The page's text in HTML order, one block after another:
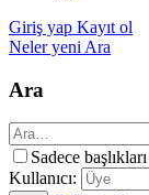
Giriş yap Kayıt ol
Neler yeni Ara
Ara
Sadece
Kullanıcı: